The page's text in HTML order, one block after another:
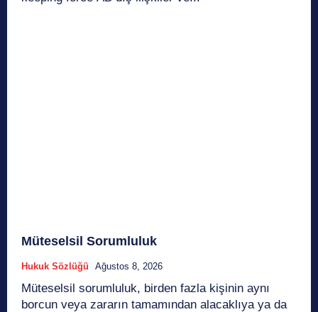
Müteselsil Sorumluluk
Hukuk Sözlüğü Ağustos 8, 2026
Müteselsil sorumluluk, birden fazla kişinin aynı
borcun veya zararın tamamından alacaklıya ya da